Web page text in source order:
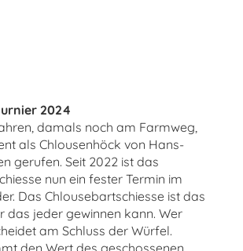
2024
damals noch am Farmweg,
als Chlousenhöck von Hans-
gerufen. Seit 2022 ist das
nun ein fester Termin im
Das Chlousebartschiesse ist das
das jeder gewinnen kann. Wer
am Schluss der Würfel.
den Wert des geschossenen